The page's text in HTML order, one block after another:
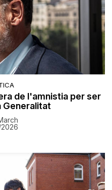
de l'amnistia per ser
Generalitat